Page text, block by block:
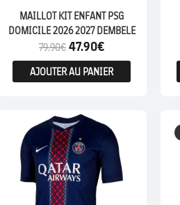
MAILLOT KIT ENFANT PSG
DOMICILE 2026 2027 DEMBELE
79.90€ 47.90€
AJOUTER AU PANIER